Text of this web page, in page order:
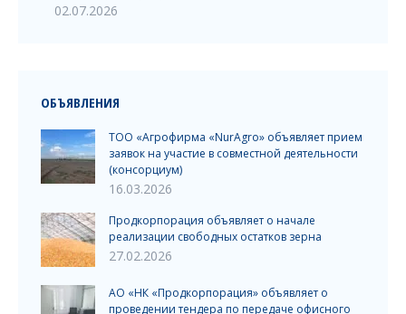
02.07.2026
ОБЪЯВЛЕНИЯ
ТОО «Агрофирма «NurAgro» объявляет прием
заявок на участие в совместной деятельности
(консорциум)
16.03.2026
Продкорпорация объявляет о начале
реализации свободных остатков зерна
27.02.2026
АО «НК «Продкорпорация» объявляет о
проведении тендера по передаче офисного